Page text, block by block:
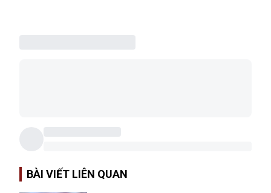
BÀI VIẾT LIÊN QUAN